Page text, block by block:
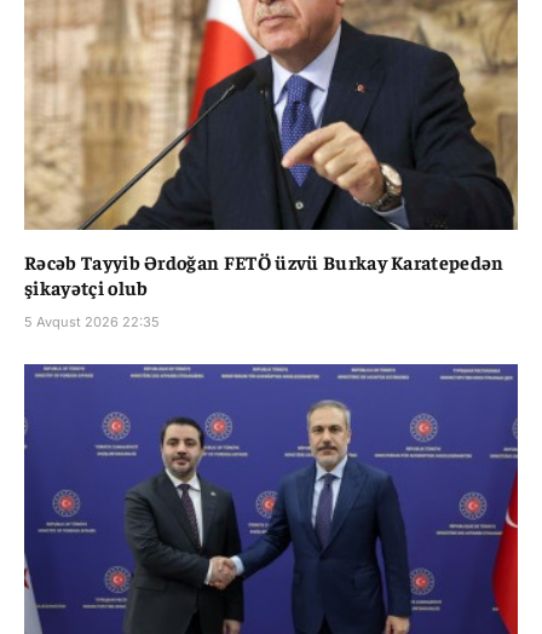
Rəcəb Tayyib Ərdoğan FETÖ üzvü Burkay Karatepedən
şikayətçi olub
5 Avqust 2026 22:35